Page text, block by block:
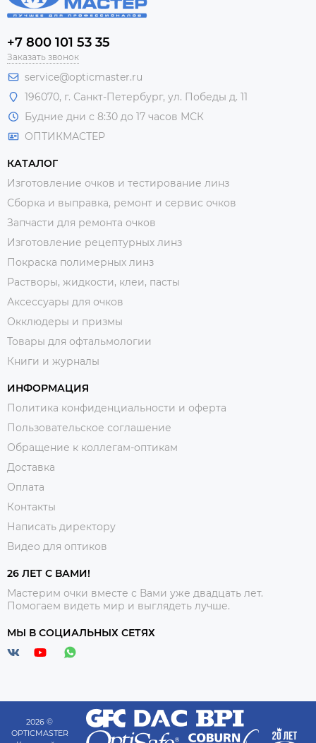
+7 800 101 53 35
Заказать звонок
service@opticmaster.ru
196070, г. Санкт-Петербург, ул. Победы д. 11
Будние дни с 8:30 до 17 часов МСК
ОПТИКМАСТЕР
КАТАЛОГ
Изготовление очков и тестирование линз
Сборка и выправка, ремонт и сервис очков
Запчасти для ремонта очков
Изготовление рецептурных линз
Покраска полимерных линз
Растворы, жидкости, клеи, пасты
Аксессуары для очков
Окклюдеры и призмы
Товары для офтальмологии
Книги и журналы
ИНФОРМАЦИЯ
Политика конфиденциальности и оферта
Пользовательское соглашение
Обращение к коллегам-оптикам
Доставка
Оплата
Контакты
Написать директору
Видео для оптиков
26 ЛЕТ С ВАМИ!
Мастерим очки вместе с Вами уже двадцать лет.
Помогаем видеть мир и выглядеть лучше.
МЫ В СОЦИАЛЬНЫХ СЕТЯХ
2026 ©
OPTICMASTER